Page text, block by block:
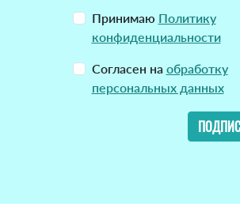
Принимаю Политику
конфиденциальности
Согласен на обработку
персональных данных